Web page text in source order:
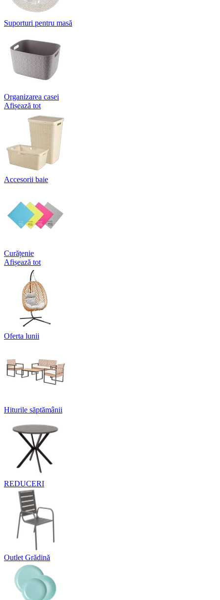
Suporturi pentru masă
Organizarea casei
Afișează tot
Accesorii baie
Curățenie
Afișează tot
Oferta lunii
Hiturile săptămânii
REDUCERI
Outlet Grădină